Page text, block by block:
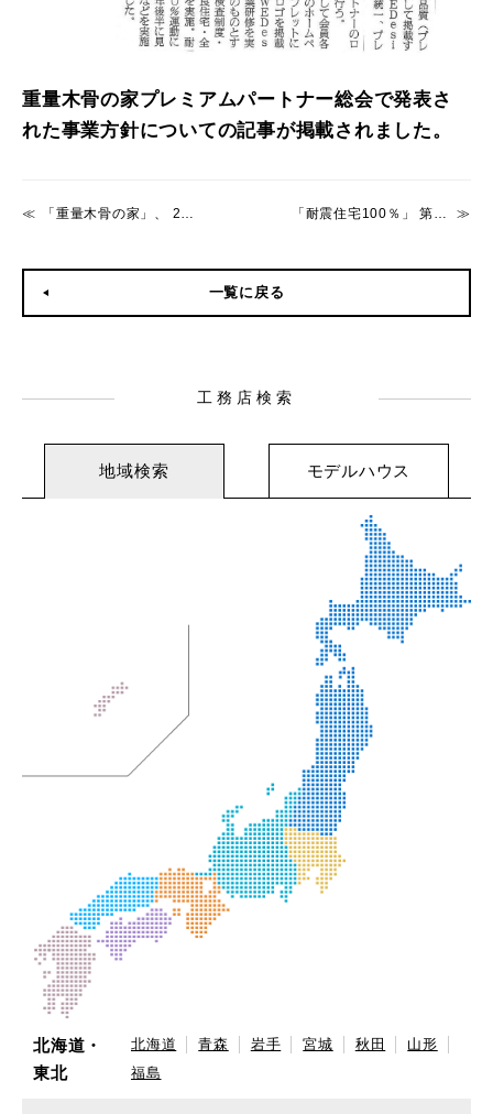
重量木骨の家プレミアムパートナー総会で発表さ
れた事業方針についての記事が掲載されました。
「重量木骨の家」、 2015年のテーマは「プレミアム」 「耐震住宅100％」 第82回 毎日広告デザイン賞授賞式に出席
一覧に戻る
工務店検索
地域検索 モデルハウス
北海道・
東北
北海道 青森 岩手 宮城 秋田
山形
福島